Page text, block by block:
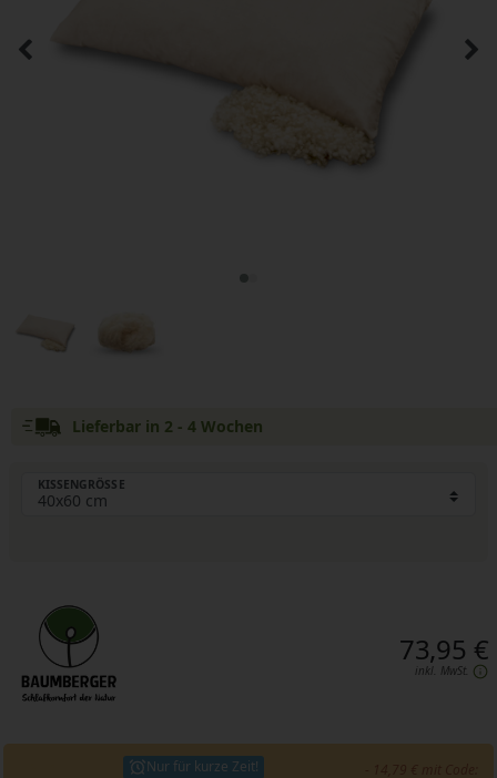
Lieferbar in 2 - 4 Wochen
KISSENGRÖSSE
73,95 €
inkl. MwSt.
Nur für kurze Zeit!